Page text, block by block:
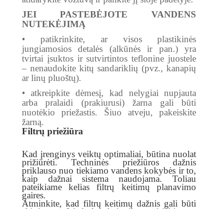
JEI PASTEBĖJOTE VANDENS
NUTEKĖJIMĄ
• patikrinkite, ar visos plastikinės
jungiamosios detalės (alkūnės ir pan.) yra
tvirtai įsuktos irsutvirtintos teflonine juostele
– nenaudokite kitų sandariklių (pvz., kanapių
ar linų pluoštų).
• atkreipkite dėmesį, kad nelygiai nupjauta
arba pralaidi (prakiurusi) žarna gali būti
nuotėkiopriežastis. Šiuo atveju, pakeiskite
žarną.
Filtrų priežiūra
Kad įrenginys veiktų optimaliai, būtina nuolat
prižiūrėti. Techninės priežiūros dažnis
priklauso nuo tiekiamo vandens kokybės ir to,
kaip dažnai sistema naudojama. Toliau
pateikiame kelias filtrų keitimų planavimo
gaires.
Atminkite, kad filtrų keitimų dažnis gali būti